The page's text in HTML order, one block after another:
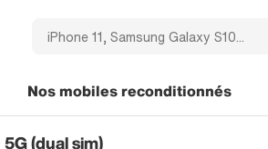
Nos mobiles reconditionnés
(dual sim)